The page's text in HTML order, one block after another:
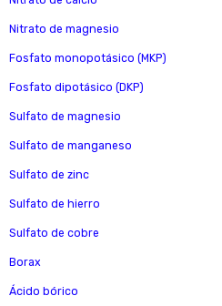
Nitrato de magnesio
Fosfato monopotásico (MKP)
Fosfato dipotásico (DKP)
Sulfato de magnesio
Sulfato de manganeso
Sulfato de zinc
Sulfato de hierro
Sulfato de cobre
Borax
Ácido bórico